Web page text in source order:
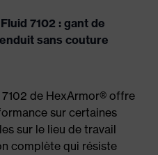
7102 : gant de
sans couture
de HexArmor® offre
sur certaines
sur le lieu de travail
complète qui résiste